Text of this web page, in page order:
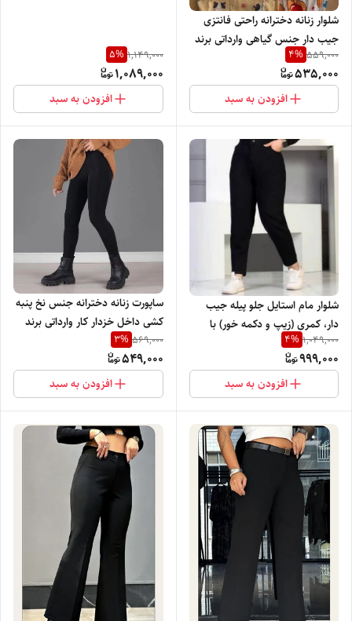
شلوار زنانه دخترانه راحتی فانتزی
جیب دار جنس گیاهی وارداتی برند
LEDI بسیار نرم و لطیف در طرح
های مختلف
559,000
4%
535,000
افزودن به سبد
1,149,000
5%
1,089,000
افزودن به سبد
شلوار مام استایل جلو پیله جیب
دار، کمری (زیپ و دکمه خور) با
تنخور فوق العاده شیک
1,049,000
4%
999,000
افزودن به سبد
ساپورت زنانه دخترانه جنس نخ پنبه
کشی داخل خزدار کار وارداتی برند
NANO بسیار گرم نرم و راحت
569,000
3%
549,000
افزودن به سبد